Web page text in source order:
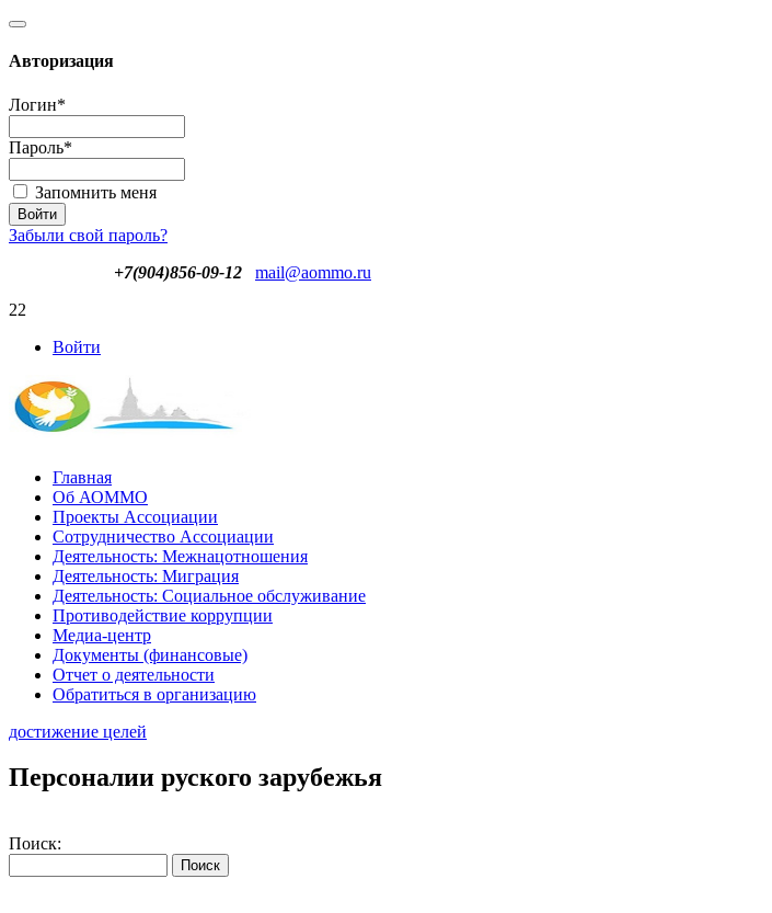
Авторизация
Логин*
Пароль*
Запомнить меня
Забыли свой пароль?
+7(904)856-09-12
mail@aommo.ru
22
Войти
Главная
Об АОММО
Проекты Ассоциации
Сотрудничество Ассоциации
Деятельность: Межнацотношения
Деятельность: Миграция
Деятельность: Социальное обслуживание
Противодействие коррупции
Медиа-центр
Документы (финансовые)
Отчет о деятельности
Обратиться в организацию
достижение целей
Персоналии руского зарубежья
Поиск: